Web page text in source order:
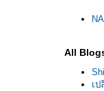
All
เ